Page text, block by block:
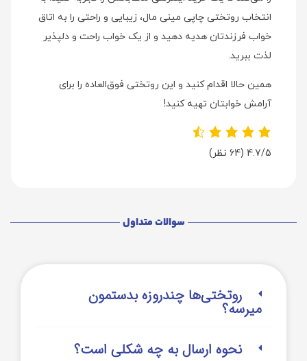
انتخاب روتختی چاپی مینی مال، زیبایی و راحتی را به اتاق
خواب فرزندتان هدیه دهید و از یک خواب راحت و دلپذیر
لذت ببرید.
همین حالا اقدام کنید و این روتختی فوق‌العاده را برای
آرامش خوابتان تهیه کنید!
4.7/5 (64 نظر)
سوالات متداول
روتختی‌‌ها چندروزه بدستمون
میرسه؟
نحوه ارسال به چه شکلی است؟